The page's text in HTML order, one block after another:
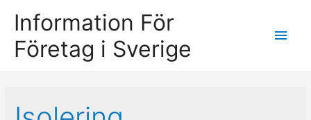
Information För
Företag i Sverige
Main